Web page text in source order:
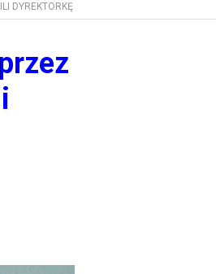
DYREKTORKĘ